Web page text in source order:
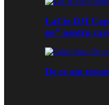
LaCie DJI
go” pentru
De ce am